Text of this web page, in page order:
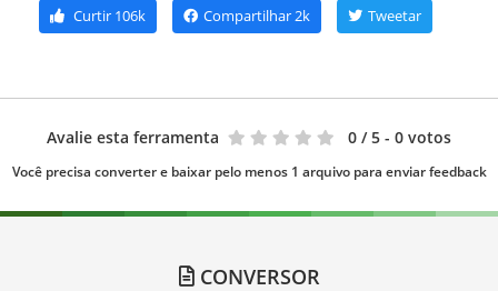
Curtir 106k Compartilhar2k Tweetar
Avalie esta ferramenta 0 / 5 - 0 votos
Você precisa converter e baixar pelo menos 1 arquivo para enviar feedback
CONVERSOR